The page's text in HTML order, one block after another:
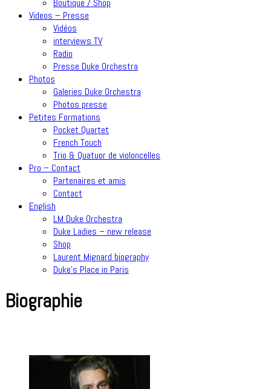
Boutique / Shop
Videos – Presse
Vidéos
interviews TV
Radio
Presse Duke Orchestra
Photos
Galeries Duke Orchestra
Photos presse
Petites Formations
Pocket Quartet
French Touch
Trio & Quatuor de violoncelles
Pro – Contact
Partenaires et amis
Contact
English
LM Duke Orchestra
Duke Ladies – new release
Shop
Laurent Mignard biography
Duke’s Place in Paris
Biographie